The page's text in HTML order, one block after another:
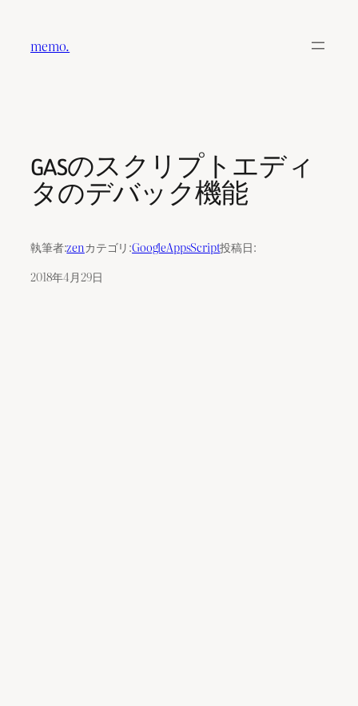
memo.
GASのスクリプトエディ
タのデバック機能
執筆者:zenカテゴリ:GoogleAppsScript投稿日:
2018年4月29日